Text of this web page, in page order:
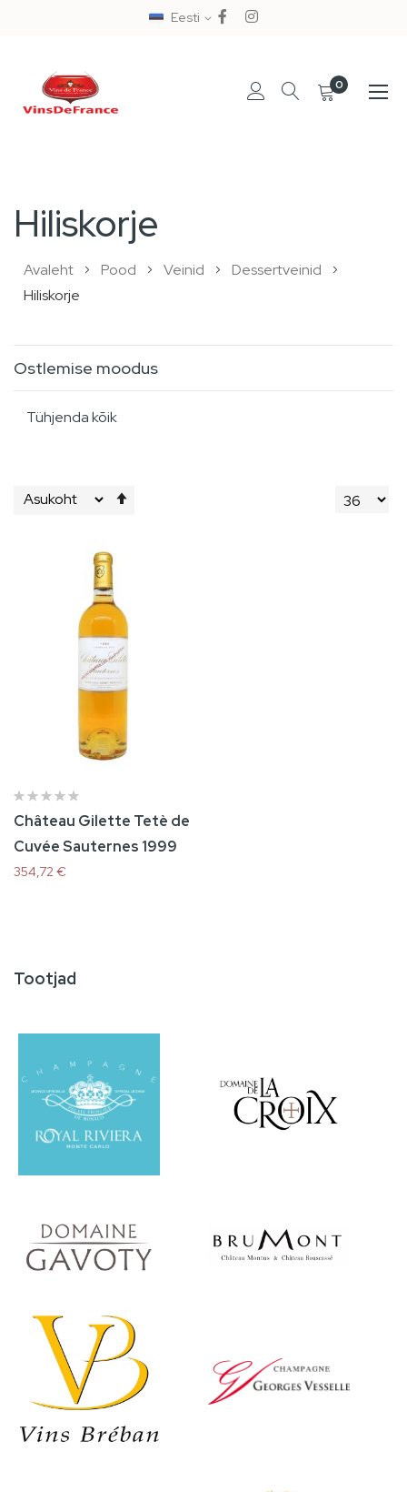
Eesti
0
Content
Hiliskorje
Avaleht Pood Veinid
Dessertveinid
Hiliskorje
Château Gilette Tetè de
Cuvée Sauternes 1999
354,72 €Lisa ostukorvi
Ostlemise moodus
Tühjenda kõik
Tootjad